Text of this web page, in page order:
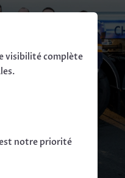
visibilité complète
notre priorité